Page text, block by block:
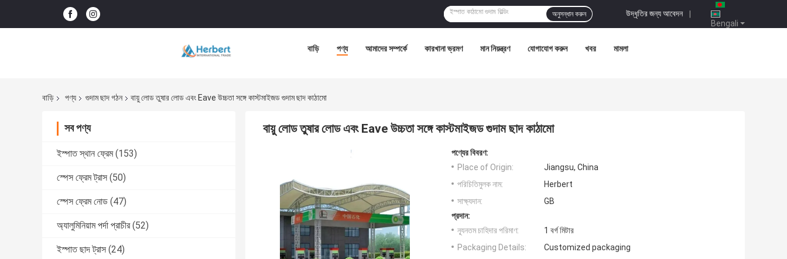
Bengali
উদ্ধৃতির জন্য আবেদন |
অনুসন্ধান করুন
বাড়ি পণ্য আমাদের সম্পর্কে কারখানা ভ্রমণ মান নিয়ন্ত্রণ যোগাযোগ করুন খবর মামলা
বাড়ি পণ্য গুদাম ছাদ গঠন বায়ু লোড তুষার লোড এবং Eave উচ্চতা সঙ্গে কাস্টমাইজড গুদাম ছাদ কাঠামো
সব পণ্য
ইস্পাত স্থান ফ্রেম (153)
স্পেস ফ্রেম ট্রাস (50)
স্পেস ফ্রেম নোড (47)
অ্যালুমিনিয়াম পর্দা প্রাচীর (52)
ইস্পাত ছাদ ট্রাস (24)
বায়ু লোড তুষার লোড এবং Eave উচ্চতা সঙ্গে কাস্টমাইজড গুদাম ছাদ কাঠামো
পণ্যের বিবরণ:
Place of Origin:
Jiangsu, China
পরিচিতিমুলক নাম:
Herbert
সাক্ষ্যদান:
GB
প্রদান:
ন্যূনতম চাহিদার পরিমাণ:
1 বর্গ মিটার
Packaging Details:
Customized packaging